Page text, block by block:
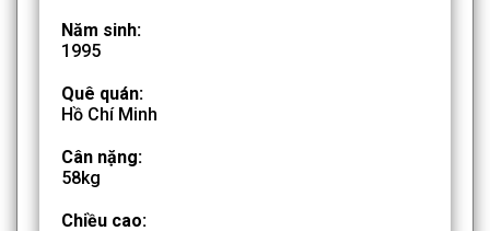
Năm sinh:
1995
Quê quán:
Hồ Chí Minh
Cân nặng:
58kg
Chiều cao: